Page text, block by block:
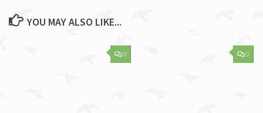
YOU MAY ALSO LIKE...
0 0